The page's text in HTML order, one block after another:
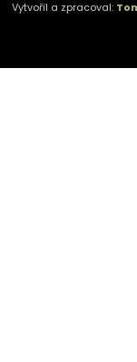
Vytvořil a zpracoval: